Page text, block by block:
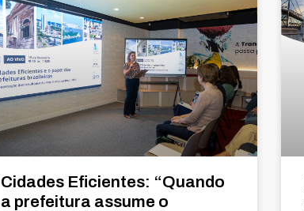
Cidades Eficientes: “Quando
a prefeitura assume o